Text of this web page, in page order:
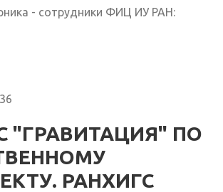
- сотрудники ФИЦ ИУ РАН:
"ГРАВИТАЦИЯ" ПО
РАНХИГС